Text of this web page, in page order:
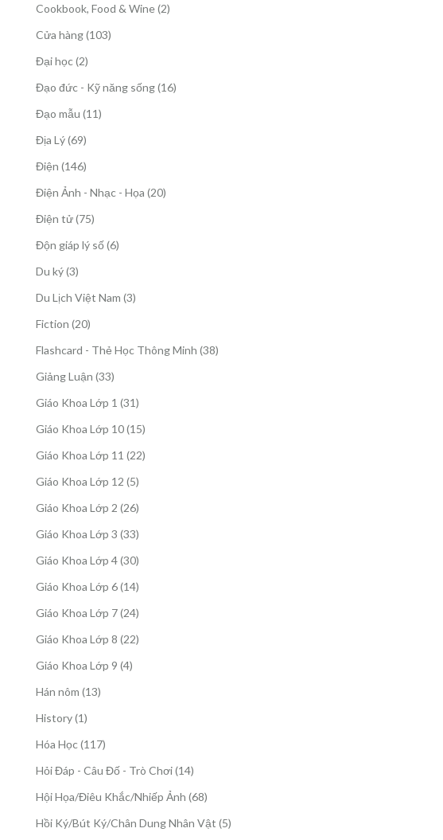
Cookbook, Food & Wine 22
Cửa hàng 103103
Đại học 22
phẩm
Đạo đức - Kỹ năng sống 1616
Đạo mẫu 1111
Địa Lý 6969
phẩm
Điện 146146
phẩm
Điện Ảnh - Nhạc - Họa 2020
Điện tử 7575
phẩm
Độn giáp lý số 66
Du ký 33
phẩm
Du Lịch Việt Nam 33
Fiction 2020
Flashcard - Thẻ Học Thông Minh 3838
Giảng Luận 3333
phẩm
Giáo Khoa Lớp 1 3131
phẩm
Giáo Khoa Lớp 10 1515
phẩm
Giáo Khoa Lớp 11 2222
Giáo Khoa Lớp 12 55
phẩm
Giáo Khoa Lớp 2 2626
phẩm
Giáo Khoa Lớp 3 3333
phẩm
Giáo Khoa Lớp 4 3030
phẩm
Giáo Khoa Lớp 6 1414
phẩm
Giáo Khoa Lớp 7 2424
phẩm
Giáo Khoa Lớp 8 2222
Giáo Khoa Lớp 9 44
Hán nôm 1313
History 11
phẩm
Hóa Học 117117
Hỏi Đáp - Câu Đố - Trò Chơi 1414
phẩm
Hội Họa/Điêu Khắc/Nhiếp Ảnh 6868
phẩm
Hồi Ký/Bút Ký/Chân Dung Nhân Vật 55